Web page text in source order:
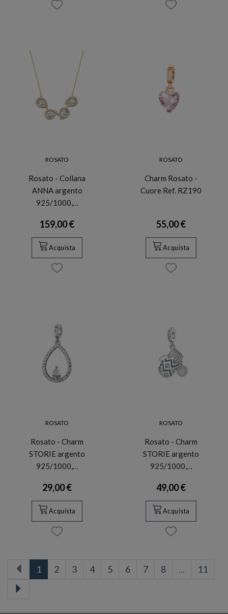
ROSATO
Rosato - Collana
ANNA argento
925/1000,…
159,00 €
Acquista
ROSATO
Charm Rosato -
Cuore Ref. RZ190
55,00 €
Acquista
ROSATO
Rosato - Charm
STORIE argento
925/1000,…
29,00 €
Acquista
ROSATO
Rosato - Charm
STORIE argento
925/1000,…
49,00 €
Acquista
1 2 3 4 5 6 7 8 ... 11